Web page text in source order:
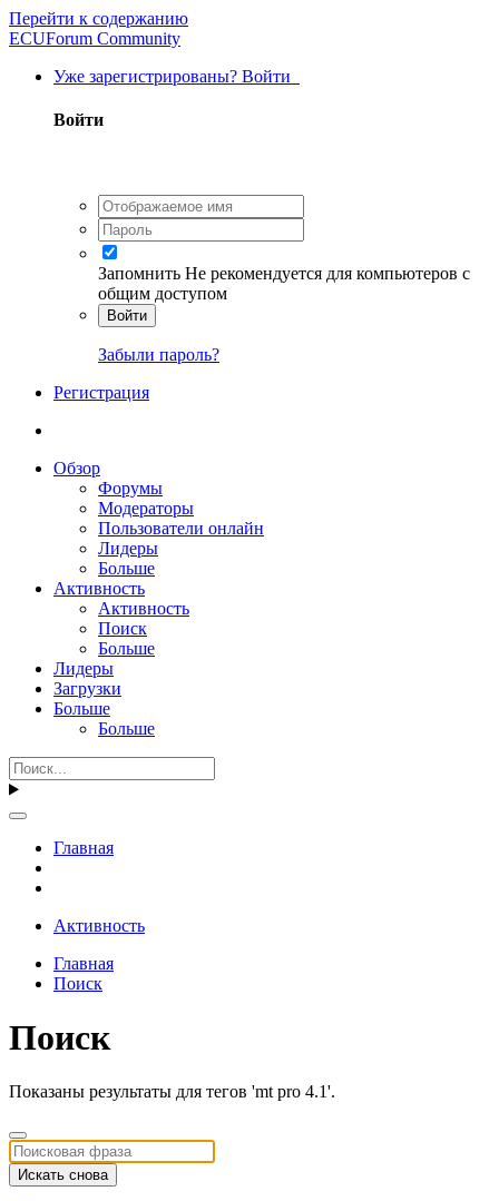
Перейти к содержанию
ECUForum Community
Уже зарегистрированы? Войти
Войти
Запомнить Не рекомендуется для компьютеров с
общим доступом
Войти
Забыли пароль?
Регистрация
Обзор
Форумы
Модераторы
Пользователи онлайн
Лидеры
Больше
Активность
Активность
Поиск
Больше
Лидеры
Загрузки
Больше
Больше
Главная
Активность
Главная
Поиск
Поиск
Показаны результаты для тегов 'mt pro 4.1'.
Искать снова